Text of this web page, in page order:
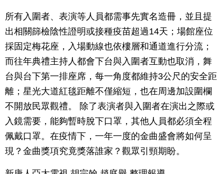
所有入圍者、表演等人員都需事先實名造冊，並且提
出相關篩檢陰性證明或接種疫苗超過14天；場館座位
採固定梅花座，入場動線也依樓層和通道進行分流；
而往年典禮主持人都會下台與入圍者互動也取消，舞
台與台下第一排座席，每一角度都維持3公尺的安全距
離；星光大道紅毯距離不僅縮短，也在周邊加設圍欄
不開放民眾觀禮。 除了表演者與入圍者在演出之際或
入鏡需要，能夠暫時脫下口罩，其他人員都必須全程
佩戴口罩。在疫情下，一年一度的金曲盛會將如何呈
現？金曲獎項究竟獎落誰家？觀眾引頸期盼。